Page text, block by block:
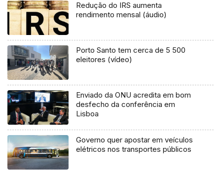
Redução do IRS aumenta
rendimento mensal (áudio)
Porto Santo tem cerca de 5 500
eleitores (vídeo)
Enviado da ONU acredita em bom
desfecho da conferência em
Lisboa
Governo quer apostar em veículos
elétricos nos transportes públicos